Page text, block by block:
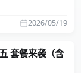
2026/05/19
套餐来袭（含